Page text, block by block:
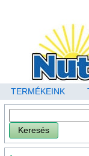
TERMÉKEINK